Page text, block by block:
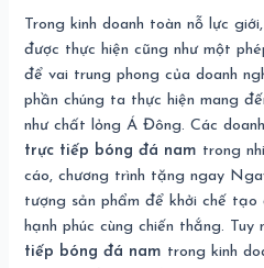
Trong kinh doanh toàn nỗ lực giới,
được thực hiện cũng như một
để vai trung phong của doanh
phần chúng ta thực hiện mang
như chất lỏng Á Đông. Các
trực tiếp bóng đá nam trong
cáo, chương trình tặng ngay
tượng sản phẩm để khởi chế tạo
hạnh phúc cùng chiến thắng. Tuy
tiếp bóng đá nam trong kinh